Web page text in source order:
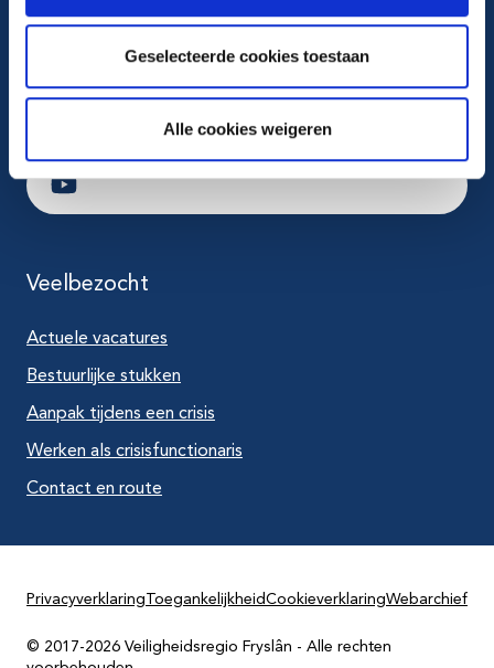
Geselecteerde cookies toestaan
Alle cookies weigeren
Ga naar LinkedIn
Ga naar Youtube
Veelbezocht
Actuele vacatures
Bestuurlijke stukken
Aanpak tijdens een crisis
Werken als crisisfunctionaris
Contact en route
Privacyverklaring ToegankelijkheidCookieverklaringWebarchief
© 2017-2026 Veiligheidsregio Fryslân - Alle rechten